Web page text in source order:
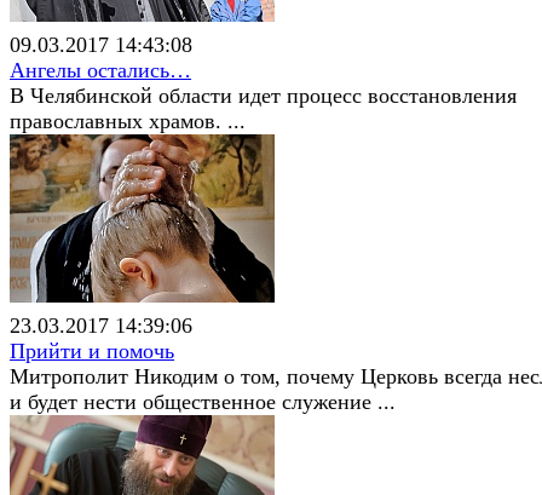
09.03.2017 14:43:08
Ангелы остались…
В Челябинской области идет процесс восстановления
православных храмов. ...
23.03.2017 14:39:06
Прийти и помочь
Митрополит Никодим о том, почему Церковь всегда
и будет нести общественное служение ...